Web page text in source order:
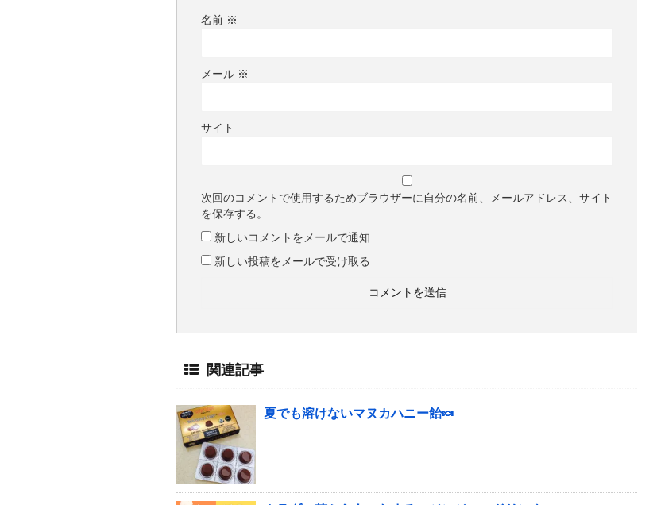
名前 ※
メール ※
サイト
次回のコメントで使用するためブラウザーに自分の名前、メールアドレス、サイト
を保存する。
新しいコメントをメールで通知
新しい投稿をメールで受け取る
関連記事
夏でも溶けないマヌカハニー飴🍬